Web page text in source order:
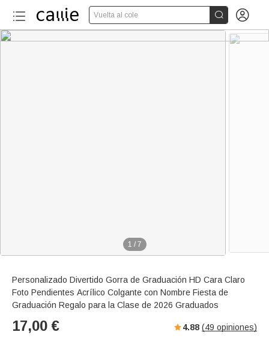
Vuelta al cole  
1 / 7
Personalizado Divertido Gorra de Graduación HD Cara Claro
Foto Pendientes Acrílico Colgante con Nombre Fiesta de
Graduación Regalo para la Clase de 2026 Graduados
17,00 € 4.88 (49 opiniones)